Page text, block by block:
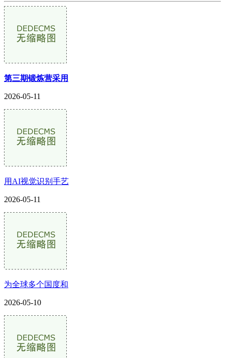
第三期锻炼营采用
2026-05-11
用AI视觉识别手艺
2026-05-11
为全球多个国度和
2026-05-10